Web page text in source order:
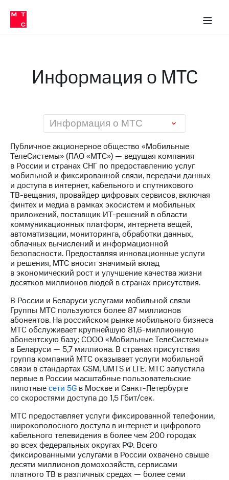
Медиа-центр
и акционерам
Устойчивое развитие
Комплаенс и деловая этика
компании
Карьера
в МТС
Руководство
Правовая
информация
Контакты
Медиа-центр
Пресс-
релизы
МТС
о технологиях
Достижения
Интервью
Финансовая
отчетность
Контакты
Новости
в
регионе
и акционерам
Корпоративное
управление
Корпоративный
секретарь
Раскрытие
информации
в МТС
Пресс-
МТС
о технологиях
Информация о МТС
Информация о МТС
Публичное акционерное общество «Мобильные
ТелеСистемы» (ПАО «МТС») — ведущая компания
в России и странах СНГ по предоставлению услуг
мобильной и фиксированной связи, передачи данных
и доступа в интернет, кабельного и спутникового
ТВ-вещания, провайдер цифровых сервисов, включая
финтех и медиа в рамках экосистем и мобильных
приложений, поставщик ИТ-решений в области
коммуникационных платформ, интернета вещей,
автоматизации, мониторинга, обработки данных,
облачных вычислений и информационной
безопасности. Предоставляя инновационные услуги
и решения, МТС вносит значимый вклад
в экономический рост и улучшение качества жизни
десятков миллионов людей в странах присутствия.
В России и Беларуси услугами мобильной связи
Группы МТС пользуются более 87 миллионов
абонентов. На российском рынке мобильного бизнеса
МТС обслуживает крупнейшую81,6-миллионную
абонентскую базу; СООО «Мобильные ТелеСистемы»
в Беларуси — 5,7 миллиона. В странах присутствия
группа компаний МТС оказывает услуги мобильной
связи в стандартах GSM, UMTS и LTE. МТС запустила
первые в России масштабные пользовательские
пилотныесети 5G в Москве и Санкт-Петербурге
со скоростями доступа до 1,5 Гбит/cек.
МТС предоставляет услуги фиксированной телефонии,
широкополосного доступа в интернет и цифрового
кабельного телевидения в более чем 200 городах
во всех федеральных округах РФ. Всего
фиксированными услугами в России охвачено свыше
десяти миллионов домохозяйств, сервисами
платного ТВ в различных средах — более семи